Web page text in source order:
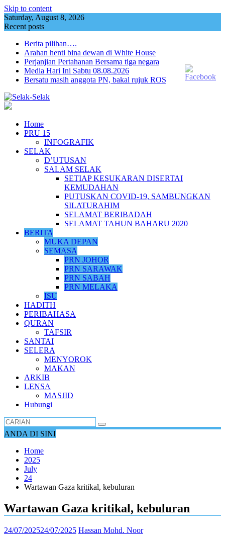
Skip to content
Saturday, August 8, 2026
Recent posts
Berita pilihan….
Arahan henti bina dewan di White House
Perjanjian Pertahanan Bersama tiga negara
Media Hari Ini Sabtu 08.08.2026
Bersatu masih anggota PN, bakal rujuk ROS
Home
PRU 15
INFOGRAFIK
SELAK
D’UTUSAN
SALAM SELAK
SETIAP KESUKARAN DISERTAI
KEMUDAHAN
PUTUSKAN COVID-19, SAMBUNGKAN
SILATURAHIM
SELAMAT BERIBADAH
SELAMAT TAHUN BAHARU 2020
BERITA
MUKA DEPAN
SEMASA
PRN JOHOR
PRN SARAWAK
PRN SABAH
PRN MELAKA
ISU
HADITH
PERIBAHASA
QURAN
TAFSIR
SANTAI
SELERA
MENYOROK
MAKAN
ARKIB
LENSA
MASJID
Hubungi
ANDA DI SINI
Home
2025
July
24
Wartawan Gaza kritikal, kebuluran
Wartawan Gaza kritikal, kebuluran
24/07/202524/07/2025 Hassan Mohd. Noor